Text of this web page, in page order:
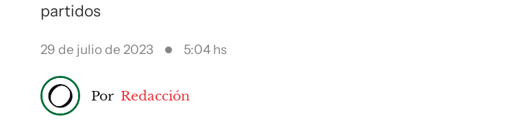
partidos
29 de julio de 2023 5:04 hs
Por Redacción